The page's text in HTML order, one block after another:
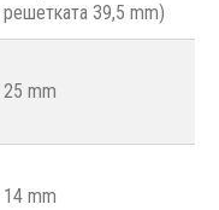
решетката 39,5 mm)
25 mm
14 mm